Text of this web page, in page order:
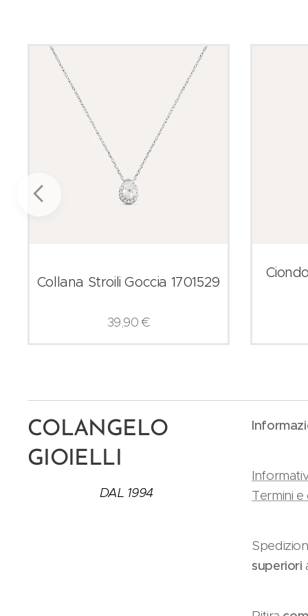
Collana Stroili Goccia 1701529
39,90€
COLANGELO
GIOIELLI
DAL 1994
Termini
superiori